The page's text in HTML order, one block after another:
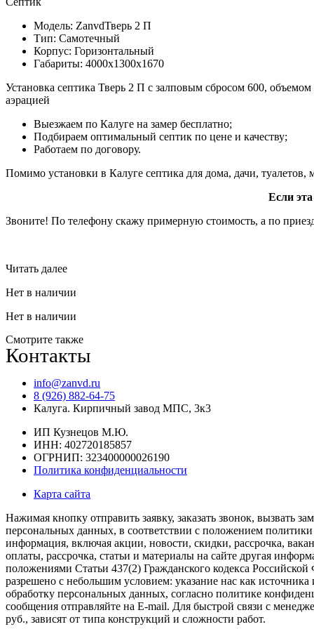
Модель: ZanvdТверь 2 П
Тип: Самотечный
Корпус: Горизонтальный
Габариты: 4000х1300х1670
Установка септика Тверь 2 П с залповым сбросом 600,
аэрацией
Выезжаем по Калуге на замер бесплатно;
Подбираем оптимальный септик по цене и качеству;
Работаем по договору.
Помимо установки в Калуге септика для дома, дачи,
Если
Звоните! По телефону скажу примерную стоимость, а по
Читать далее
Нет в наличии
Нет в наличии
Смотрите также
Контакты
info@zanvd.ru
8 (926) 882-64-75
Калуга. Кирпичный завод МПС, 3к3
ИП Кузнецов М.Ю.
ИНН: 402720185857
ОГРНИП: 323400000026190
Политика конфиденциальности
Карта сайта
Нажимая кнопку отправить заявку, заказать звонок,
персональных данных, в соответствии с положением
информация, включая акции, новости, скидки, рассрочка,
оплаты, рассрочка, статьи и материалы на сайте другая
положениями Статьи 437(2) Гражданского кодекса
разрешено с небольшим условием: указание нас как источника
обработку персональных данных, согласно политике
сообщения отправляйте на E-mail. Для быстрой связи с
руб., зависят от типа конструкций и сложности работ.